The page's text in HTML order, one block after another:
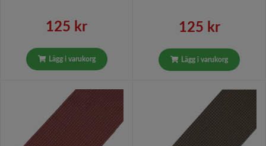
125 kr
Lägg i varukorg
125 kr
Lägg i varukorg